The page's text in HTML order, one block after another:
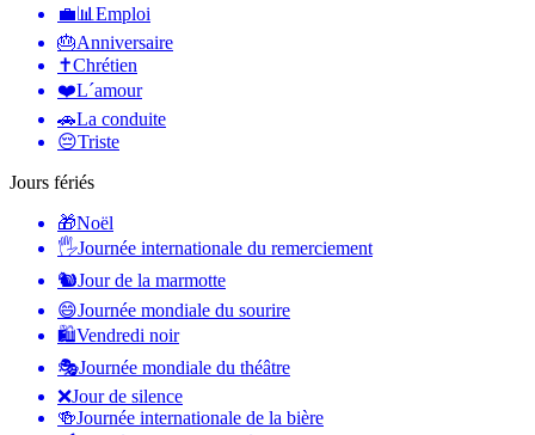
💼📊 Emploi
🎂Anniversaire
✝️Chrétien
❤️L´amour
🚗La conduite
😔Triste
Jours fériés
🎁Noël
🖐Journée internationale du remerciement
🐿Jour de la marmotte
😄Journée mondiale du sourire
🛍Vendredi noir
🎭Journée mondiale du théâtre
❌Jour de silence
🍻Journée internationale de la bière